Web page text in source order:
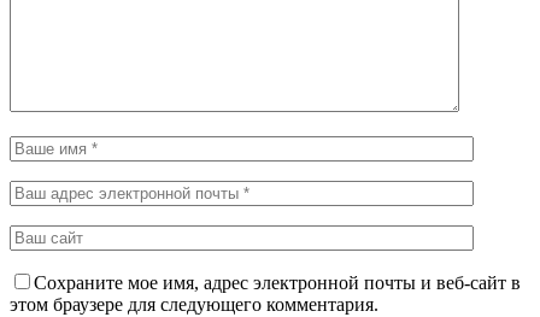
Сохраните мое имя, адрес электронной почты и веб-сайт в
этом браузере для следующего комментария.